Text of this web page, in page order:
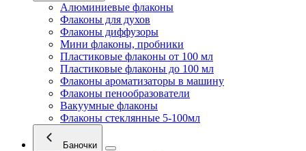
Алюминиевые флаконы
Флаконы для духов
Флаконы диффузоры
Мини флаконы, пробники
Пластиковые флаконы от 100 мл
Пластиковые флаконы до 100 мл
Флаконы ароматизаторы в машину
Флаконы пенообразователи
Вакуумные флаконы
Флаконы стеклянные 5-100мл
Баночки